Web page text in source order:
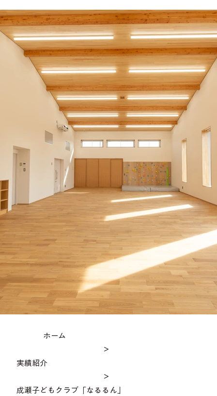
ホーム
＞
実績紹介
＞
成瀬子どもクラブ「なるるん」